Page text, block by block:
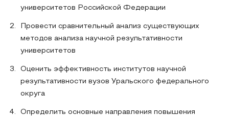
университетов Российской Федерации
Провести сравнительный анализ существующих
методов анализа научной результативности
университетов
Оценить эффективность институтов научной
результативности вузов Уральского федерального
округа
Определить основные направления повышения